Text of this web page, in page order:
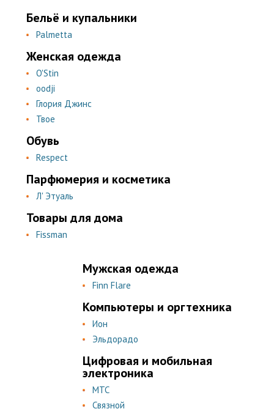
Бельё и купальники
Palmetta
Женская одежда
O'Stin
oodji
Глория Джинс
Твое
Обувь
Respect
Парфюмерия и косметика
Л' Этуаль
Товары для дома
Fissman
Мужская одежда
Finn Flare
Компьютеры и оргтехника
Ион
Эльдорадо
Цифровая и мобильная
электроника
МТС
Связной